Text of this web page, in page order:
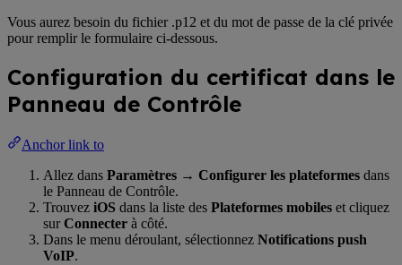
Vous aurez besoin du fichier .p12 et du mot de passe de la clé privée
pour remplir le formulaire ci-dessous.
Configuration du certificat dans le
Panneau de Contrôle
Anchor link to
Allez dans Paramètres → Configurer les plateformes dans
le Panneau de Contrôle.
Trouvez iOS dans la liste des Plateformes mobiles et cliquez
surConnecter à côté.
Dans le menu déroulant, sélectionnez Notifications push
VoIP.